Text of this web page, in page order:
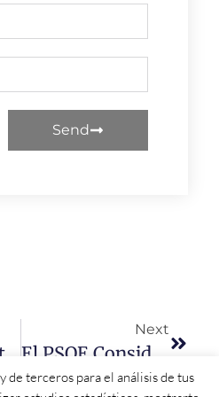
Send
Next
de terceros para el análisis de tus